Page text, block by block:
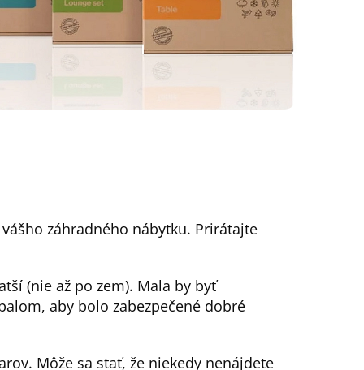
záhradného nábytku. Prirátajte
(nie až po zem). Mala by byť
aby bolo zabezpečené dobré
Môže sa stať, že niekedy nenájdete